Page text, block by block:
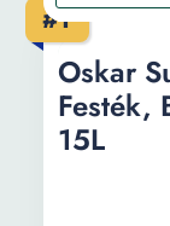
#1
Oskar
Festék,
15L
Deve
Információ